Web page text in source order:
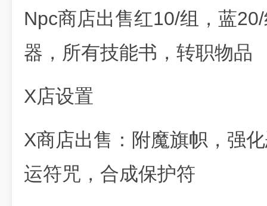
Npc商店出售红10/组，蓝
器，所有技能书，转职物品
X店设置
X商店出售：附魔旗帜，强
运符咒，合成保护符